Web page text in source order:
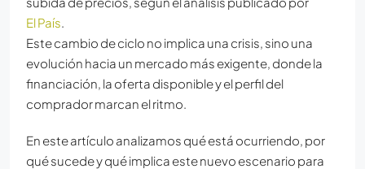
El País.
Este cambio de ciclo no implica una crisis, sino una
evolución hacia un mercado más exigente, donde la
financiación, la oferta disponible y el perfil del
comprador marcan el ritmo.
En este artículo analizamos qué está ocurriendo, por
qué sucede y qué implica este nuevo escenario para